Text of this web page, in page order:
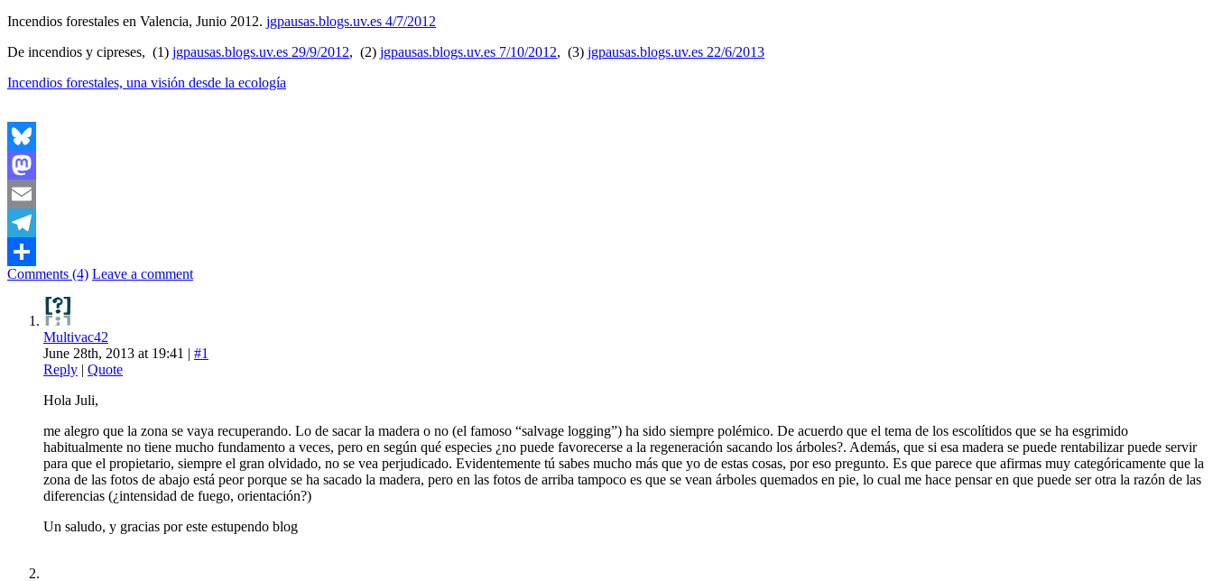
Incendios forestales en Valencia, Junio 2012. jgpausas.blogs.uv.es 4/7/2012
De incendios y cipreses, (1) jgpausas.blogs.uv.es 29/9/2012, (2) jgpausas.blogs.uv.es 7/10/2012, (3) jgpausas.blogs.uv.es 22/6/2013
Incendios forestales, una visión desde la ecología
Bluesky
Mastodon
Email
Telegram
Share
Comments (4) Leave a comment
Multivac42
June 28th, 2013 at 19:41 | #1
Reply | Quote
Hola Juli,
me alegro que la zona se vaya recuperando. Lo de sacar la madera o no (el famoso “salvage logging”) ha sido siempre polémico. De acuerdo que el tema de los escolítidos que se ha esgrimido
habitualmente no tiene mucho fundamento a veces, pero en según qué especies ¿no puede favorecerse a la regeneración sacando los árboles?. Además, que si esa madera se puede rentabilizar puede servir
para que el propietario, siempre el gran olvidado, no se vea perjudicado. Evidentemente tú sabes mucho más que yo de estas cosas, por eso pregunto. Es que parece que afirmas muy categóricamente que la
zona de las fotos de abajo está peor porque se ha sacado la madera, pero en las fotos de arriba tampoco es que se vean árboles quemados en pie, lo cual me hace pensar en que puede ser otra la razón de las
diferencias (¿intensidad de fuego, orientación?)
Un saludo, y gracias por este estupendo blog